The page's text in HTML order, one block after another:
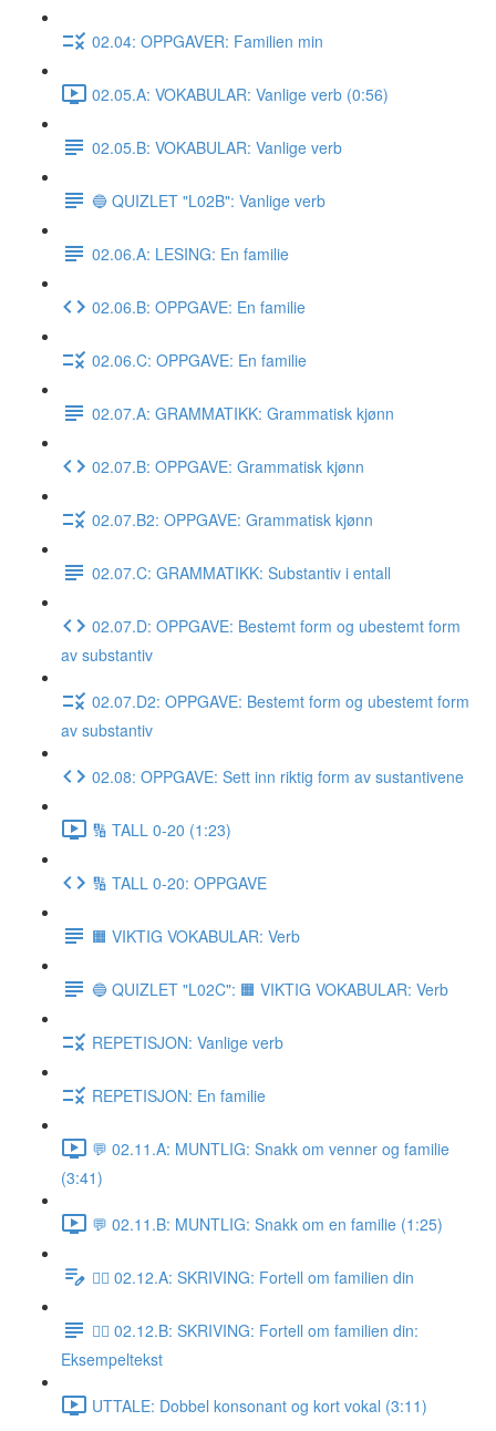
02.04: OPPGAVER: Familien min
02.05.A: VOKABULAR: Vanlige verb (0:56)
02.05.B: VOKABULAR: Vanlige verb
🔵 QUIZLET "L02B": Vanlige verb
02.06.A: LESING: En familie
02.06.B: OPPGAVE: En familie
02.06.C: OPPGAVE: En familie
02.07.A: GRAMMATIKK: Grammatisk kjønn
02.07.B: OPPGAVE: Grammatisk kjønn
02.07.B2: OPPGAVE: Grammatisk kjønn
02.07.C: GRAMMATIKK: Substantiv i entall
02.07.D: OPPGAVE: Bestemt form og ubestemt form
av substantiv
02.07.D2: OPPGAVE: Bestemt form og ubestemt form
av substantiv
02.08: OPPGAVE: Sett inn riktig form av sustantivene
🔢 TALL 0-20 (1:23)
🔢 TALL 0-20: OPPGAVE
🟧 VIKTIG VOKABULAR: Verb
🔵 QUIZLET "L02C": 🟧 VIKTIG VOKABULAR: Verb
REPETISJON: Vanlige verb
REPETISJON: En familie
💬 02.11.A: MUNTLIG: Snakk om venner og familie
(3:41)
💬 02.11.B: MUNTLIG: Snakk om en familie (1:25)
✍🏼 02.12.A: SKRIVING: Fortell om familien din
✍🏼 02.12.B: SKRIVING: Fortell om familien din:
Eksempeltekst
UTTALE: Dobbel konsonant og kort vokal (3:11)